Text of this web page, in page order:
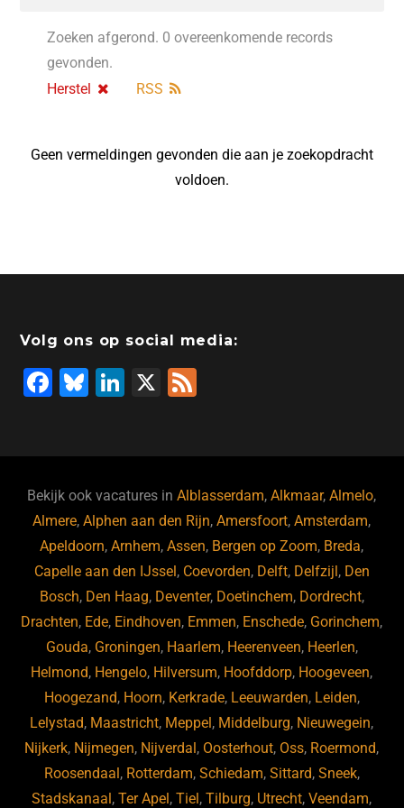
Zoeken afgerond. 0 overeenkomende records
gevonden.
Herstel
RSS
Geen vermeldingen gevonden die aan je zoekopdracht
voldoen.
Volg ons op social media:
F
b
o
o
k
Bl
ky
Li
dI
n
X
Bekijk ook vacatures inAlblasserdam,Alkmaar,Almelo,
Almere,Alphen aan den Rijn,Amersfoort,Amsterdam,
Apeldoorn,Arnhem,Assen, Bergen op Zoom, Breda,
Capelle aan den IJssel , Coevorden, Delft, Delfzijl , Den
Bosch, Den Haag, Deventer, Doetinchem, Dordrecht,
Drachten, Ede, Eindhoven, Emmen, Enschede, Gorinchem,
Gouda, Groningen, Haarlem, Heerenveen, Heerlen,
Helmond, Hengelo, Hilversum, Hoofddorp, Hoogeveen,
Hoogezand, Hoorn, Kerkrade, Leeuwarden, Leiden,
Lelystad, Maastricht, Meppel , Middelburg, Nieuwegein,
Nijkerk, Nijmegen, Nijverdal , Oosterhout, Oss, Roermond,
Roosendaal , Rotterdam, Schiedam, Sittard, Sneek,
Stadskanaal ,Ter Apel ,Tiel ,Tilburg, Utrecht,Veendam,